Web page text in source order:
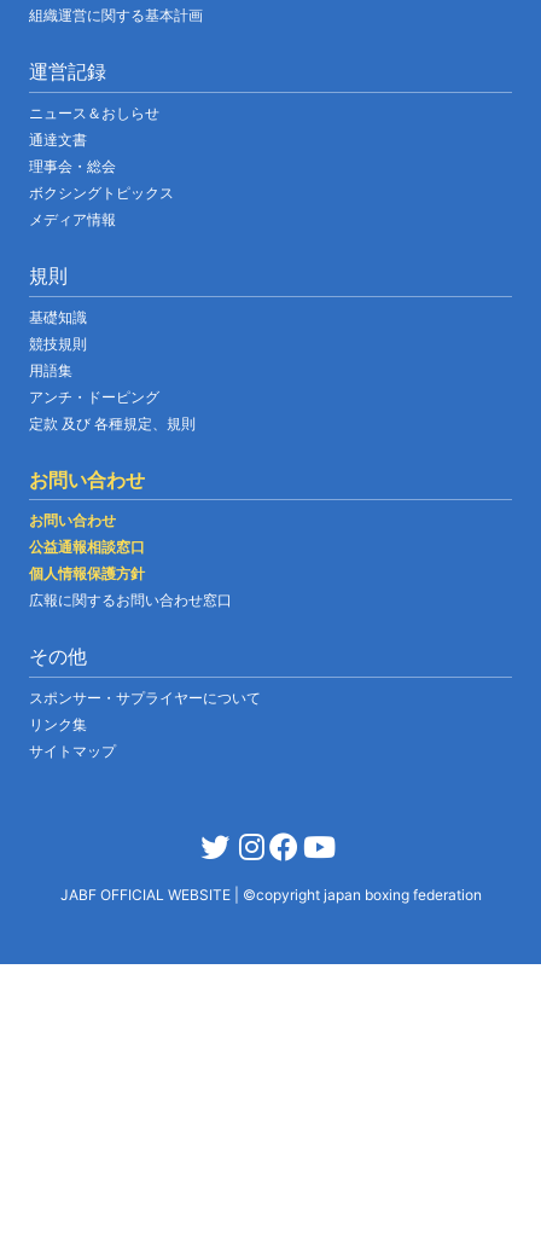
組織運営に関する基本計画
運営記録
ニュース＆おしらせ
通達文書
理事会・総会
ボクシングトピックス
メディア情報
規則
基礎知識
競技規則
用語集
アンチ・ドーピング
定款 及び 各種規定、規則
お問い合わせ
お問い合わせ
公益通報相談窓口
個人情報保護方針
広報に関するお問い合わせ窓口
その他
スポンサー・サプライヤーについて
リンク集
サイトマップ
JABF OFFICIAL WEBSITE ©copyright japan boxing federation